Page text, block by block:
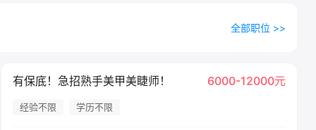
全部职位 >>
有保底！急招熟手美甲美睫师！ 6000-12000元
经验不限 学历不限